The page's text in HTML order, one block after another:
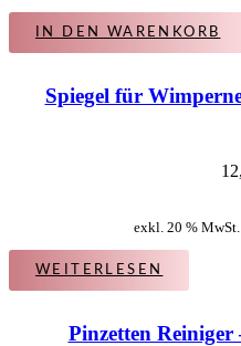
IN DEN WARENKORB
Spiegel für
exkl. 20 %
WEITERLESEN
Pinzetten